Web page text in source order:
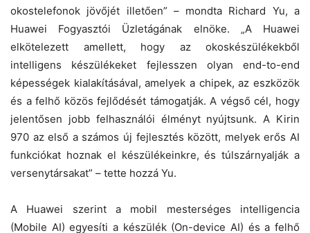
okostelefonok jövőjét illetően” – mondta Richard Yu, a
Huawei Fogyasztói Üzletágának elnöke. „A Huawei
elkötelezett amellett, hogy az okoskészülékekből
intelligens készülékeket fejlesszen olyan end-to-end
képességek kialakításával, amelyek a chipek, az eszközök
és a felhő közös fejlődését támogatják. A végső cél, hogy
jelentősen jobb felhasználói élményt nyújtsunk. A Kirin
970 az első a számos új fejlesztés között, melyek erős AI
funkciókat hoznak el készülékeinkre, és túlszárnyalják a
versenytársakat” – tette hozzá Yu.
A Huawei szerint a mobil mesterséges intelligencia
(Mobile AI) egyesíti a készülék (On-device AI) és a felhő